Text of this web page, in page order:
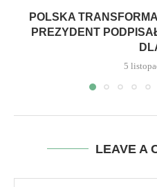
POLSKA
PREZYDENT
5
LEAVE A